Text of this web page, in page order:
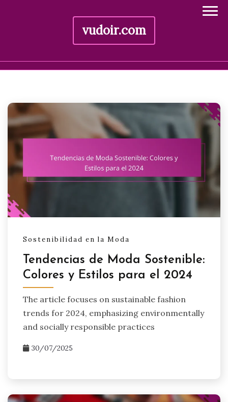
vudoir.com
content
Sostenibilidad en la Moda
Tendencias de Moda Sostenible:
Colores y Estilos para el 2024
The article focuses on sustainable fashion
trends for 2024, emphasizing environmentally
and socially responsible practices
30/07/2025